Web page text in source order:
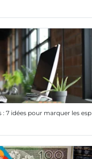
7 idées pour marquer les